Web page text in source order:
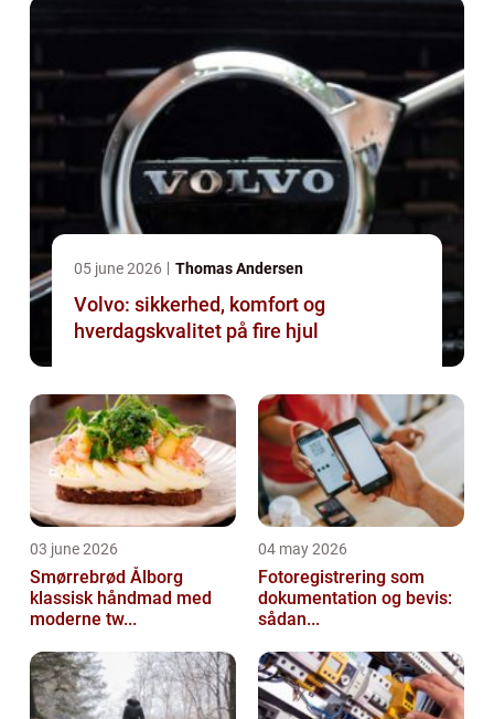
05 june 2026 Thomas Andersen
Volvo: sikkerhed, komfort og
hverdagskvalitet på fire hjul
03 june 2026
Smørrebrød Ålborg
klassisk håndmad med
moderne tw...
04 may 2026
Fotoregistrering som
dokumentation og bevis:
sådan...